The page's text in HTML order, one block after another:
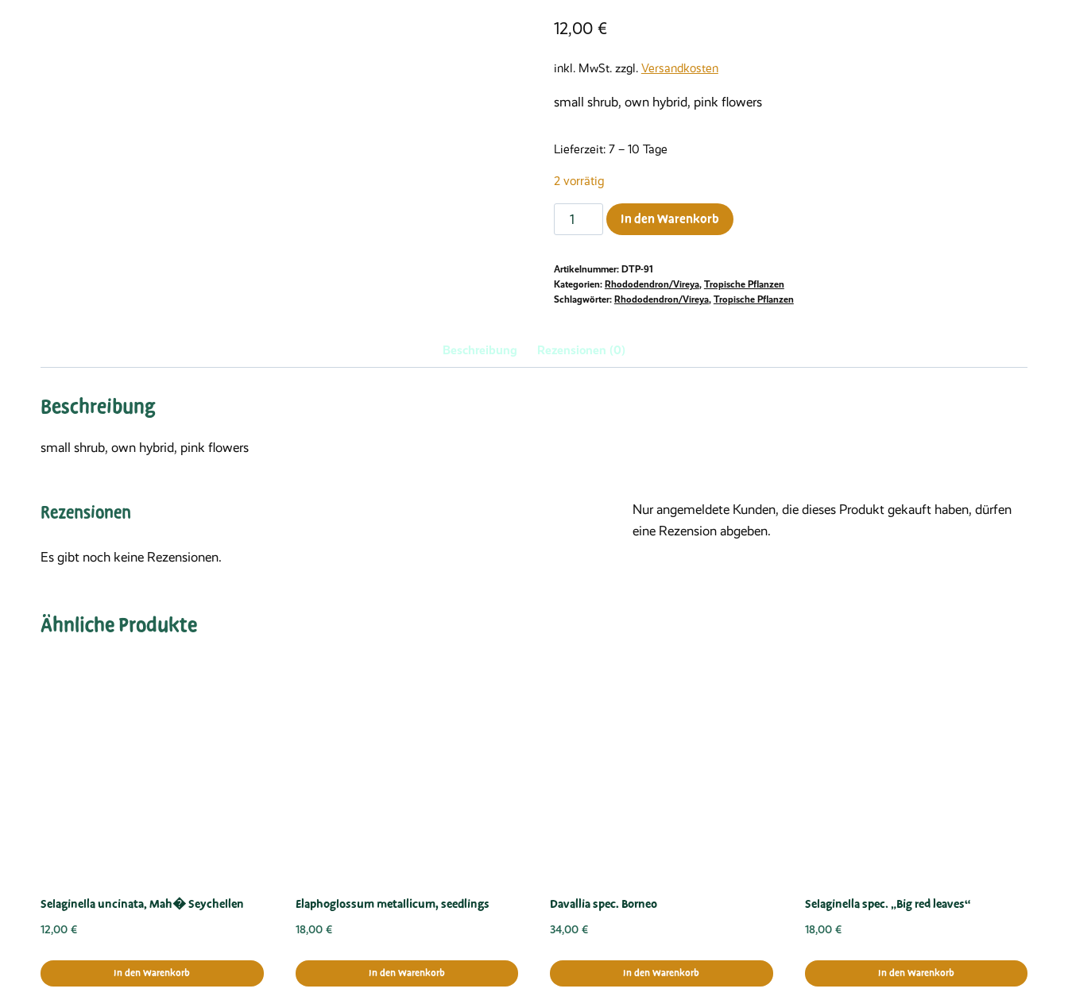
12,00 €
inkl. MwSt. zzgl. Versandkosten
small shrub, own hybrid, pink flowers
Lieferzeit: 7 – 10 Tage
2 vorrätig
Rhododendron
anagalliflorum
pauciflorum
Menge
In den Warenkorb
Artikelnummer: DTP-91
Kategorien: Rhododendron/Vireya, Tropische Pflanzen
Schlagwörter: Rhododendron/Vireya, Tropische Pflanzen
Beschreibung Rezensionen (0)
Beschreibung
small shrub, own hybrid, pink flowers
Rezensionen
Es gibt noch keine Rezensionen.
Nur angemeldete Kunden, die dieses Produkt gekauft haben, dürfen
eine Rezension abgeben.
Ähnliche Produkte
Selaginella uncinata, Mah� Seychellen
12,00 €
In den Warenkorb
Elaphoglossum metallicum, seedlings
18,00 €
In den Warenkorb
Davallia spec. Borneo
34,00 €
In den Warenkorb
Selaginella spec. „Big red leaves“
18,00 €
In den Warenkorb